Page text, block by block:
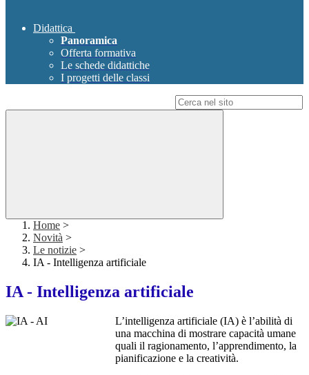
Didattica
Panoramica
Offerta formativa
Le schede didattiche
I progetti delle classi
Home >
Novità >
Le notizie >
IA - Intelligenza artificiale
IA - Intelligenza artificiale
L’intelligenza artificiale (IA) è l’abilità di
una macchina di mostrare capacità umane
quali il ragionamento, l’apprendimento, la
pianificazione e la creatività.